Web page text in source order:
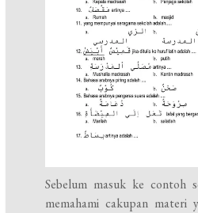
Sebelum masuk ke contoh
memahami cakupan materi